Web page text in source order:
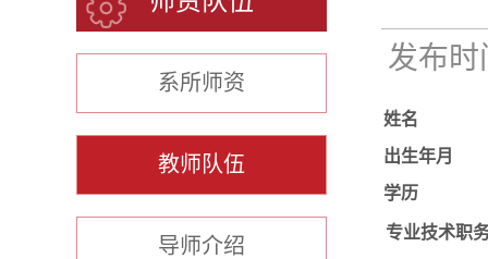
系所师资
教师队伍
导师介绍
发布
姓名
出生年月
学历
专业技术职